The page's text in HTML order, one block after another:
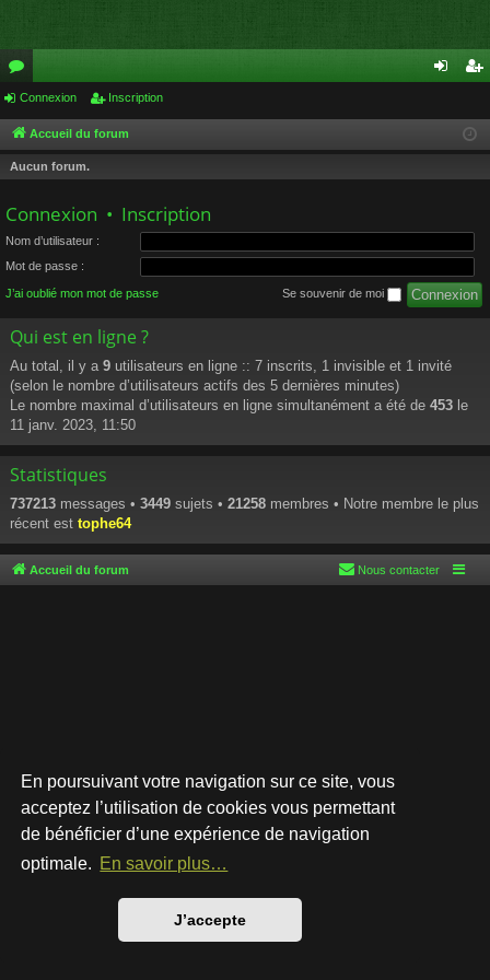
En poursuivant votre navigation sur ce site, vous
acceptez l’utilisation de cookies vous permettant
de bénéficier d’une expérience de navigation
optimale. En savoir plus…
J’accepte
or
u
m
cri
Connexion Inscription
Accueil du forum
Aucun forum.
Connexion • Inscription
Nom d’utilisateur :
Mot de passe :
J’ai oublié mon mot de passe Se souvenir de moi
Qui est en ligne ?
Au total, il y a 9 utilisateurs en ligne :: 7 inscrits, 1 invisible et 1 invité
(selon le nombre d’utilisateurs actifs des 5 dernières minutes)
Le nombre maximal d’utilisateurs en ligne simultanément a été de 453 le
11 janv. 2023, 11:50
Statistiques
737213 messages • 3449 sujets • 21258 membres • Notre membre le plus
récent est tophe64
Accueil du forum Nous contacter
Développé parphpBB® Forum Software © phpBB Limited
Style par
Traduction française officielle